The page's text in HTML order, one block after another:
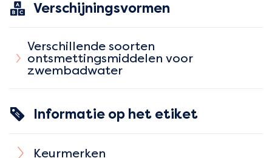
Verschijningsvormen
Verschillende soorten
ontsmettingsmiddelen voor
zwembadwater
Informatie op het etiket
Keurmerken